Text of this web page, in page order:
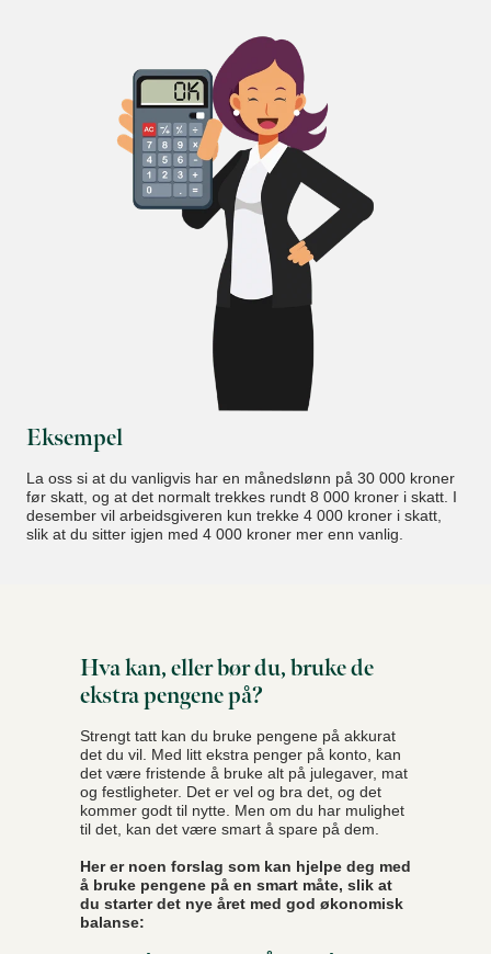
Eksempel
La oss si at du vanligvis har en månedslønn på 30 000 kroner
før skatt, og at det normalt trekkes rundt 8 000 kroner i skatt. I
desember vil arbeidsgiveren kun trekke 4 000 kroner i skatt,
slik at du sitter igjen med 4 000 kroner mer enn vanlig.
Hva kan, eller bør du, bruke de
ekstra pengene på?
Strengt tatt kan du bruke pengene på akkurat
det du vil. Med litt ekstra penger på konto, kan
det være fristende å bruke alt på julegaver, mat
og festligheter. Det er vel og bra det, og det
kommer godt til nytte. Men om du har mulighet
til det, kan det være smart å spare på dem.
Her er noen forslag som kan hjelpe deg med
å bruke pengene på en smart måte, slik at
du starter det nye året med god økonomisk
balanse: